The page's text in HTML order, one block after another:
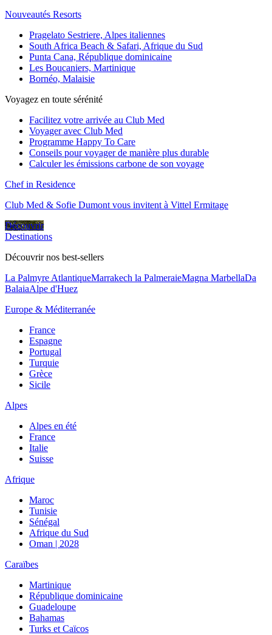
Nouveautés Resorts
Pragelato Sestriere, Alpes italiennes
South Africa Beach & Safari, Afrique du Sud
Punta Cana, République dominicaine
Les Boucaniers, Martinique
Bornéo, Malaisie
Voyagez en toute sérénité
Facilitez votre arrivée au Club Med
Voyager avec Club Med
Programme Happy To Care
Conseils pour voyager de manière plus durable
Calculer les émissions carbone de son voyage
Chef in Residence
Club Med & Sofie Dumont vous invitent à Vittel Ermitage
Découvrir
Destinations
Découvrir nos best-sellers
La Palmyre AtlantiqueMarrakech la PalmeraieMagna MarbellaDa
BalaiaAlpe d'Huez
Europe & Méditerranée
France
Espagne
Portugal
Turquie
Grèce
Sicile
Alpes
Alpes en été
France
Italie
Suisse
Afrique
Maroc
Tunisie
Sénégal
Afrique du Sud
Oman | 2028
Caraïbes
Martinique
République dominicaine
Guadeloupe
Bahamas
Turks et Caïcos